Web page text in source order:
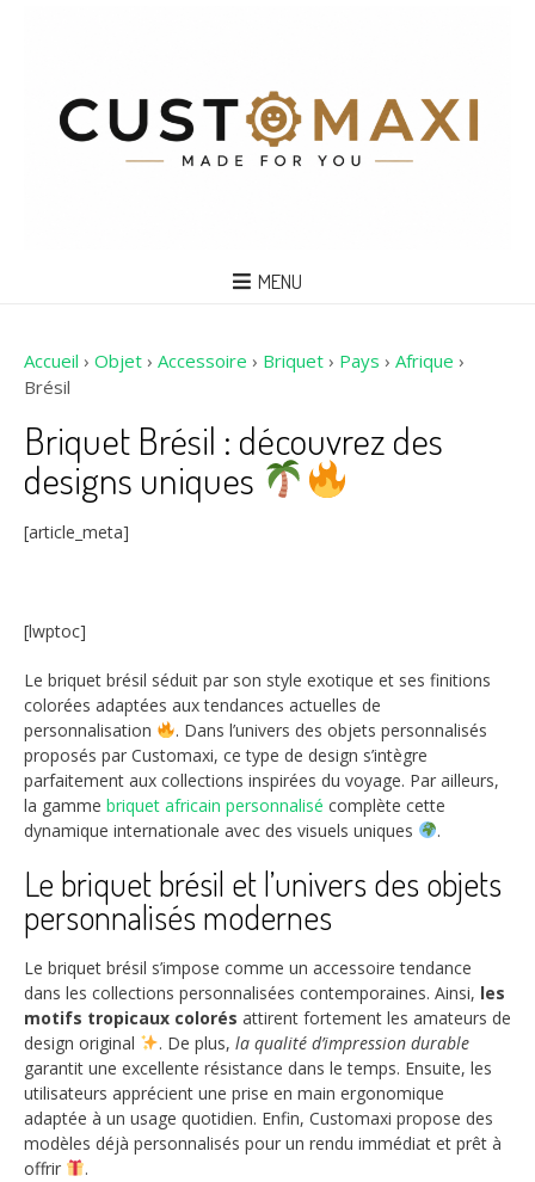
MENU
Accueil › Objet › Accessoire › Briquet › Pays › Afrique ›
Brésil
Briquet Brésil : découvrez des
designs uniques
[article_meta]
[lwptoc]
Le briquet brésil séduit par son style exotique et ses finitions
colorées adaptées aux tendances actuelles de
personnalisation
. Dans l’univers des objets personnalisés
proposés par Customaxi, ce type de design s’intègre
parfaitement aux collections inspirées du voyage. Par ailleurs,
la gamme briquet africain personnalisé complète cette
dynamique internationale avec des visuels uniques
.
Le briquet brésil et l’univers des objets
personnalisés modernes
Le briquet brésil s’impose comme un accessoire tendance
dans les collections personnalisées contemporaines. Ainsi, les
motifs tropicaux colorés attirent fortement les amateurs de
design original
. De plus, la qualité d’impression durable
garantit une excellente résistance dans le temps. Ensuite, les
utilisateurs apprécient une prise en main ergonomique
adaptée à un usage quotidien. Enfin, Customaxi propose des
modèles déjà personnalisés pour un rendu immédiat et prêt à
offrir
.